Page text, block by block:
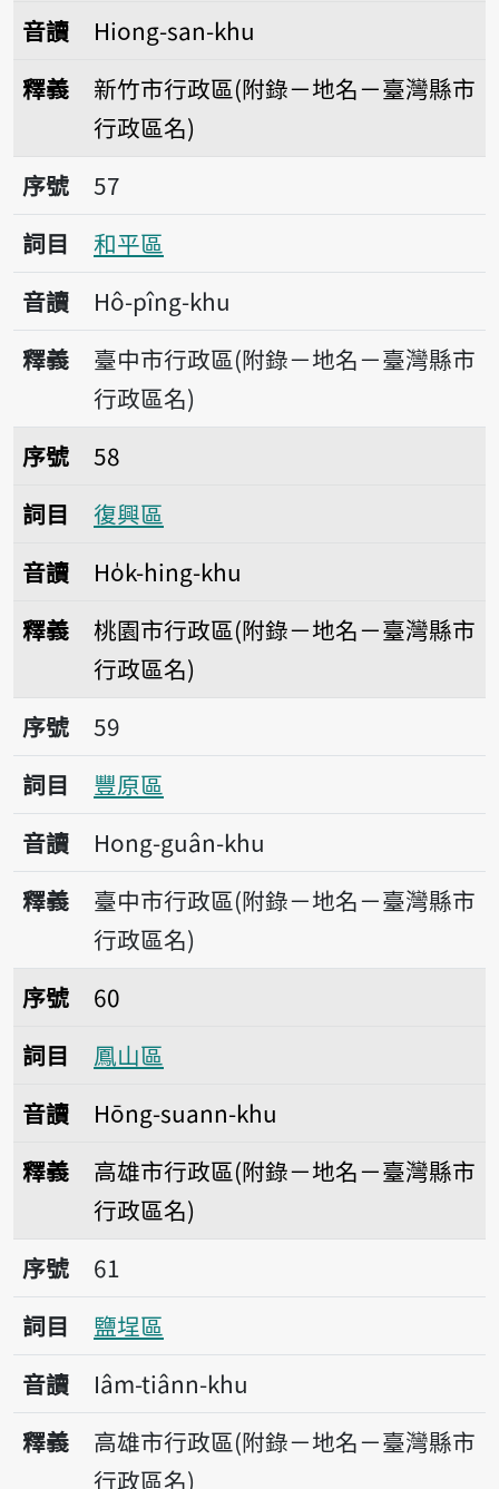
音讀
Hiong-san-khu
釋義
新竹市行政區(附錄－地名－臺灣縣市
行政區名)
序號57和平區
序號
57
詞目
和平區
音讀
Hô-pîng-khu
釋義
臺中市行政區(附錄－地名－臺灣縣市
行政區名)
序號58復興區
序號
58
詞目
復興區
音讀
Ho̍k-hing-khu
釋義
桃園市行政區(附錄－地名－臺灣縣市
行政區名)
序號59豐原區
序號
59
詞目
豐原區
音讀
Hong-guân-khu
釋義
臺中市行政區(附錄－地名－臺灣縣市
行政區名)
序號60鳳山區
序號
60
詞目
鳳山區
音讀
Hōng-suann-khu
釋義
高雄市行政區(附錄－地名－臺灣縣市
行政區名)
序號61鹽埕區
序號
61
詞目
鹽埕區
音讀
Iâm-tiânn-khu
釋義
高雄市行政區(附錄－地名－臺灣縣市
行政區名)